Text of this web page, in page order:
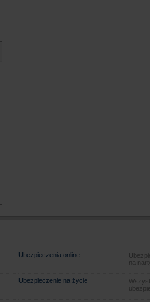
Ubezpieczenia online
na
Ubezpieczenie na życie